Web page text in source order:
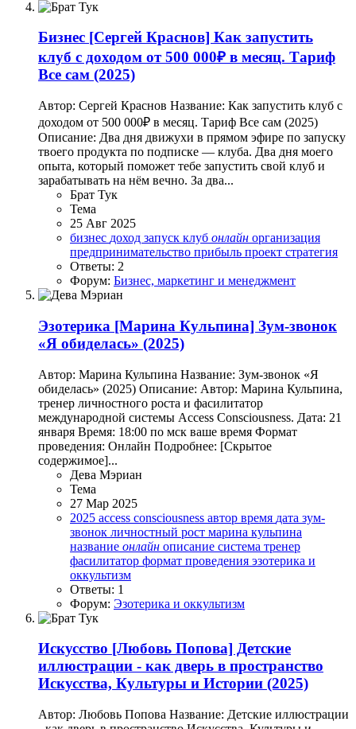
Бизнес [Сергей Краснов] Как запустить
клуб с доходом от 500 000₽ в месяц. Тариф
Все сам (2025)
Автор: Сергей Краснов Название: Как запустить клуб с
доходом от 500 000₽ в месяц. Тариф Все сам (2025)
Описание: Два дня движухи в прямом эфире по запуску
твоего продукта по подписке — клуба. Два дня моего
опыта, который поможет тебе запустить свой клуб и
зарабатывать на нём вечно. За два...
Брат Тук
Тема
25 Авг 2025
бизнес доход запуск клуб онлайн организация
предпринимательство прибыль проект стратегия
Ответы: 2
Форум: Бизнес, маркетинг и менеджмент
Эзотерика [Марина Кульпина] Зум-звонок
«Я обиделась» (2025)
Автор: Марина Кульпина Название: Зум-звонок «Я
обиделась» (2025) Описание: Автор: Марина Кульпина,
тренер личностного роста и фасилитатор
международной системы Access Consciousness. Дата: 21
января Время: 18:00 по мск ваше время Формат
проведения: Онлайн Подробнее: [Скрытое
содержимое]...
Дева Мэриан
Тема
27 Мар 2025
2025 access consciousness автор время дата зум-
звонок личностный рост марина кульпина
название онлайн описание система тренер
фасилитатор формат проведения эзотерика и
оккультизм
Ответы: 1
Форум: Эзотерика и оккультизм
Искусство [Любовь Попова] Детские
иллюстрации - как дверь в пространство
Искусства, Культуры и Истории (2025)
Автор: Любовь Попова Название: Детские иллюстрации